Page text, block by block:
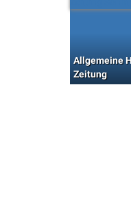
Allgemeine
Zeitung